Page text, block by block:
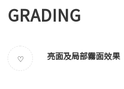
GRADING
♡ 亮面及局部霧面效果